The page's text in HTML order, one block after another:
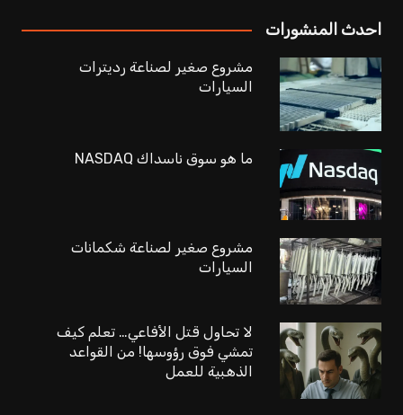
احدث المنشورات
مشروع صغير لصناعة رديترات
السيارات
ما هو سوق ناسداك NASDAQ
مشروع صغير لصناعة شكمانات
السيارات
لا تحاول قتل الأفاعي… تعلم كيف
تمشي فوق رؤوسها! من القواعد
الذهبية للعمل